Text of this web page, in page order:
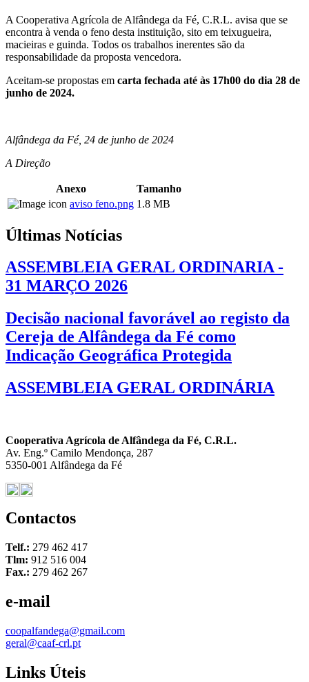
A Cooperativa Agrícola de Alfândega da Fé, C.R.L. avisa que se
encontra à venda o feno desta instituição, sito em teixugueira,
macieiras e guinda. Todos os trabalhos inerentes são da
responsabilidade da proposta vencedora.
Aceitam-se propostas em carta fechada até às 17h00 do dia 28 de
junho de 2024.
Alfândega da Fé, 24 de junho de 2024
A Direção
Anexo
Tamanho
aviso feno.png 1.8 MB
Últimas Notícias
ASSEMBLEIA GERAL ORDINARIA -
31 MARÇO 2026
Decisão nacional favorável ao registo da
Cereja de Alfândega da Fé como
Indicação Geográfica Protegida
ASSEMBLEIA GERAL ORDINÁRIA
Cooperativa Agrícola de Alfândega da Fé, C.R.L.
Av. Eng.º Camilo Mendonça, 287
5350-001 Alfândega da Fé
Contactos
Telf.: 279 462 417
Tlm: 912 516 004
Fax.: 279 462 267
e-mail
coopalfandega@gmail.com
geral@caaf-crl.pt
Links Úteis